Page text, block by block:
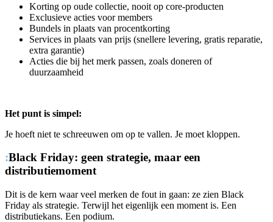
Korting op oude collectie, nooit op core-producten
Exclusieve acties voor members
Bundels in plaats van procentkorting
Services in plaats van prijs (snellere levering, gratis reparatie,
extra garantie)
Acties die bij het merk passen, zoals doneren of
duurzaamheid
Het punt is simpel:
Je hoeft niet te schreeuwen om op te vallen. Je moet kloppen.
:Black Friday: geen strategie, maar een
distributiemoment
Dit is de kern waar veel merken de fout in gaan: ze zien Black
Friday als strategie. Terwijl het eigenlijk een moment is. Een
distributiekans. Een podium.